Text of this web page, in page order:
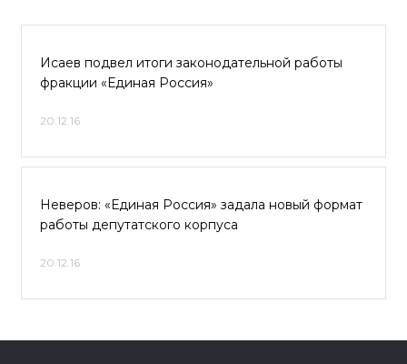
Исаев подвел итоги законодательной работы
фракции «Единая Россия»
20.12.16
Неверов: «Единая Россия» задала новый формат
работы депутатского корпуса
20.12.16